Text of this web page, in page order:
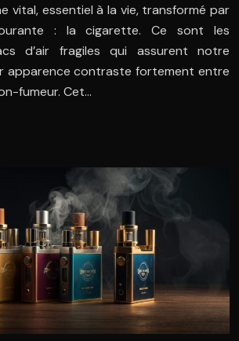
vital, essentiel à la vie, transformé par
: la cigarette. Ce sont les
d’air fragiles qui assurent notre
apparence contraste fortement entre
fumeur. Cet…